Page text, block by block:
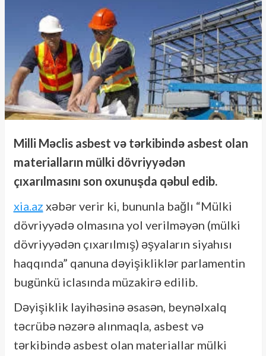
Milli Məclis asbest və tərkibində asbest olan
materialların mülki dövriyyədən
çıxarılmasını son oxunuşda qəbul edib.
xia.az xəbər verir ki, bununla bağlı “Mülki
dövriyyədə olmasına yol verilməyən (mülki
dövriyyədən çıxarılmış) əşyaların siyahısı
haqqında” qanuna dəyişikliklər parlamentin
bugünkü iclasında müzakirə edilib.
Dəyişiklik layihəsinə əsasən, beynəlxalq
təcrübə nəzərə alınmaqla, asbest və
tərkibində asbest olan materiallar mülki